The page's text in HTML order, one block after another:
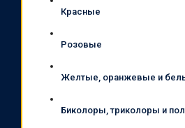
Красные
Розовые
Желтые, оранжевые и
Биколоры, триколоры и